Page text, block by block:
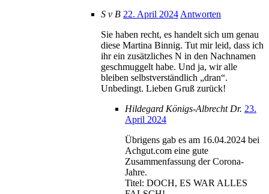
S v B 22. April 2024Antworten
Sie haben recht, es handelt sich um genau
diese Martina Binnig. Tut mir leid, dass ich
ihr ein zusätzliches N in den Nachnamen
geschmuggelt habe. Und ja, wir alle
bleiben selbstverständlich „dran“.
Unbedingt. Lieben Gruß zurück!
Hildegard Königs-Albrecht Dr. 23.
April 2024
Übrigens gab es am 16.04.2024 bei
Achgut.com eine gute
Zusammenfassung der Corona-
Jahre.
Titel: DOCH, ES WAR ALLES